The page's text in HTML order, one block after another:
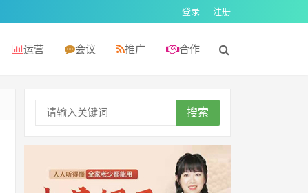
登录 注册
运营 会议 推广 合作
搜索